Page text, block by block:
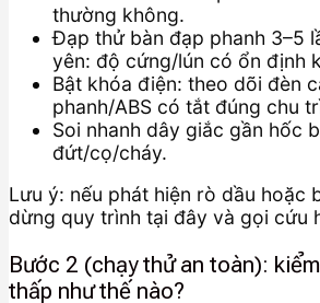
thường không.
Đạp thử bàn đạp phanh 3–5
yên: độ cứng/lún có ổn định
Bật khóa điện: theo dõi đèn
phanh/ABS có tắt đúng chu
Soi nhanh dây giắc gần hốc
đứt/cọ/cháy.
Lưu ý: nếu phát hiện rò dầu hoặc
dừng quy trình tại đây và gọi cứu
Bước 2 (chạy thử an toàn):
thấp như thế nào?